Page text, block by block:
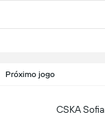
Próximo jogo
CSKA Sofia